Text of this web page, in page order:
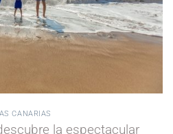
CANARIAS
la espectacular